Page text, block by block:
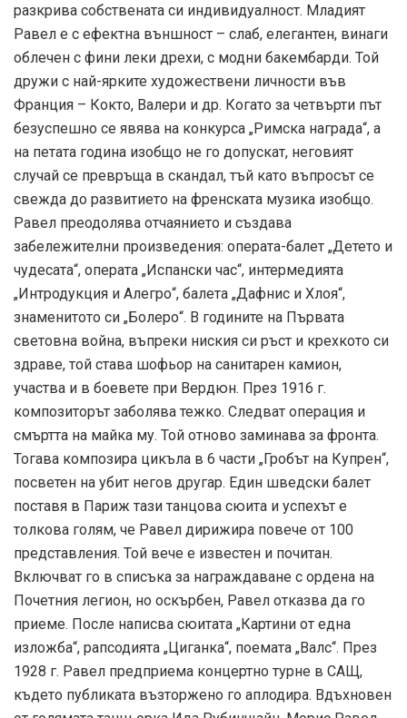
разкрива собствената си индивидуалност. Младият
Равел е с ефектна външност – слаб, елегантен, винаги
облечен с фини леки дрехи, с модни бакембарди. Той
дружи с най-ярките художествени личности във
Франция – Кокто, Валери и др. Когато за четвърти път
безуспешно се явява на конкурса „Римска награда“, а
на петата година изобщо не го допускат, неговият
случай се превръща в скандал, тъй като въпросът се
свежда до развитието на френската музика изобщо.
Равел преодолява отчаянието и създава
забележителни произведения: операта-балет „Детето и
чудесата“, операта „Испански час“, интермедията
„Интродукция и Алегро“, балета „Дафнис и Хлоя“,
знаменитото си „Болеро“. В годините на Първата
световна война, въпреки ниския си ръст и крехкото си
здраве, той става шофьор на санитарен камион,
участва и в боевете при Вердюн. През 1916 г.
композиторът заболява тежко. Следват операция и
смъртта на майка му. Той отново заминава за фронта.
Тогава композира цикъла в 6 части „Гробът на Купрен“,
посветен на убит негов другар. Един шведски балет
поставя в Париж тази танцова сюита и успехът е
толкова голям, че Равел дирижира повече от 100
представления. Той вече е известен и почитан.
Включват го в списъка за награждаване с ордена на
Почетния легион, но оскърбен, Равел отказва да го
приеме. После написва сюитата „Картини от една
изложба“, рапсодията „Циганка“, поемата „Валс“. През
1928 г. Равел предприема концертно турне в САЩ,
където публиката възторжено го аплодира. Вдъхновен